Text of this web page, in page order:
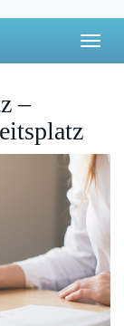
Toggle
–